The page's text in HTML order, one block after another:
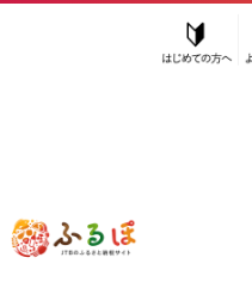
ふるぽ JTBの
「ふるさと納税」TOP